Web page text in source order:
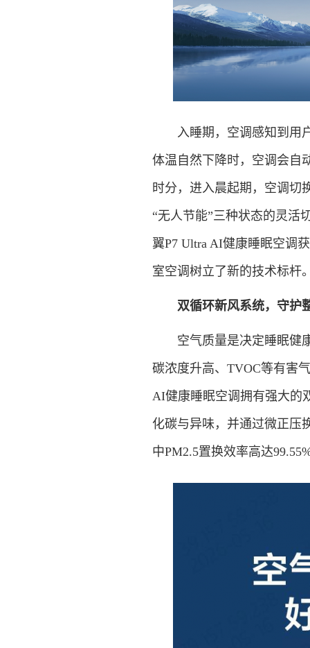
入睡期，空调感知到用户
体温自然下降时，空调会自
时分，进入晨起期，空调切
“无人节能”三种状态的灵活
翼P7 Ultra AI健康睡眠空调
室空调树立了新的技术标杆
双循环新风系统，守护
空气质量是决定睡眠健康
碳浓度升高、TVOC等有害
AI健康睡眠空调拥有强大的
化碳与异味，并通过微正压
中PM2.5置换效率高达